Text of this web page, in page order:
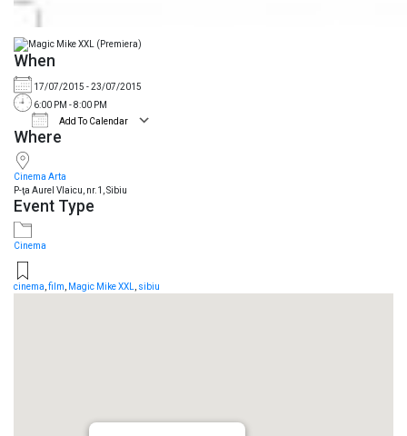
When
17/07/2015 - 23/07/2015
6:00 PM - 8:00 PM
Add To Calendar
Download ICS
Where
Cinema Arta
P-ţa Aurel Vlaicu, nr.1, Sibiu
Event Type
Cinema
cinema film Magic Mike XXL sibiu